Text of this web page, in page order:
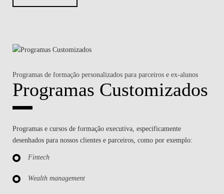
Programas de formação personalizados para parceiros e ex-alunos
Programas Customizados
Programas e cursos de formação executiva, especificamente
desenhados para nossos clientes e parceiros, como por exemplo:
Fintech
Wealth management